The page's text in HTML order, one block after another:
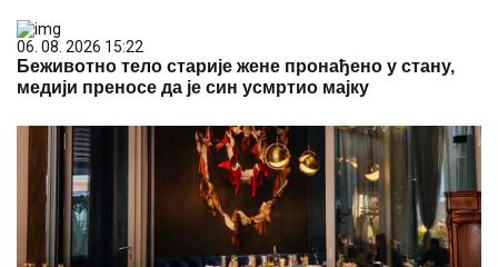
06. 08. 2026 15:22
Беживотно тело старије жене пронађено у стану,
медији преносе да је син усмртио мајку